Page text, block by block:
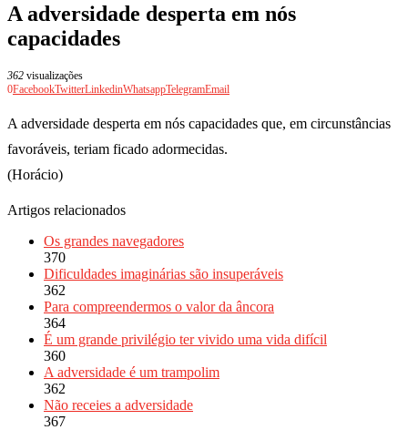
A adversidade desperta em nós
capacidades
362 visualizações
0FacebookTwitterLinkedinWhatsappTelegramEmail
A adversidade desperta em nós capacidades que, em circunstâncias
favoráveis, teriam ficado adormecidas.
(Horácio)
Artigos relacionados
Os grandes navegadores
370
Dificuldades imaginárias são insuperáveis
362
Para compreendermos o valor da âncora
364
É um grande privilégio ter vivido uma vida difícil
360
A adversidade é um trampolim
362
Não receies a adversidade
367